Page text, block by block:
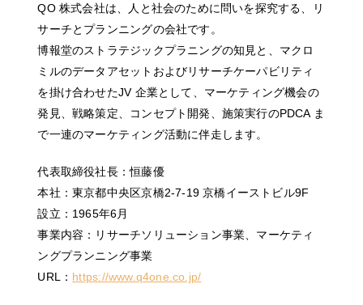
QO 株式会社は、人と社会のために問いを探究する、リ
サーチとプランニングの会社です。
博報堂のストラテジックプラニングの知見と、マクロ
ミルのデータアセットおよびリサーチケーパビリティ
を掛け合わせたJV 企業として、マーケティング機会の
発見、戦略策定、コンセプト開発、施策実行のPDCA ま
で一連のマーケティング活動に伴走します。
代表取締役社長：恒藤優
本社：東京都中央区京橋2-7-19 京橋イーストビル9F
設立：1965年6月
事業内容：リサーチソリューション事業、マーケティ
ングプランニング事業
URL： https://www.q4one.co.jp/